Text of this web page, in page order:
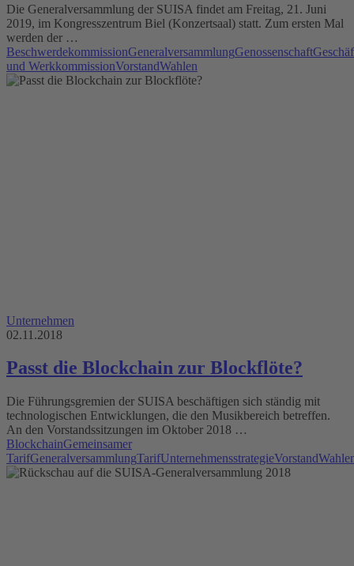
Die Generalversammlung der SUISA findet am Freitag, 21. Juni
2019, im Kongresszentrum Biel (Konzertsaal) statt. Zum ersten Mal
werden der …
BeschwerdekommissionGeneralversammlungGenossenschaft
und WerkkommissionVorstandWahlen
Unternehmen
02.11.2018
Passt die Blockchain zur Blockflöte?
Die Führungsgremien der SUISA beschäftigen sich ständig mit
technologischen Entwicklungen, die den Musikbereich betreffen.
An den Vorstandssitzungen im Oktober 2018 …
BlockchainGemeinsamer
TarifGeneralversammlungTarifUnternehmensstrategieVorstand